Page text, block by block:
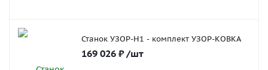
Станок УЗОР-Н1 - комплект УЗОР-КОВКА
169 026 ₽ /шт